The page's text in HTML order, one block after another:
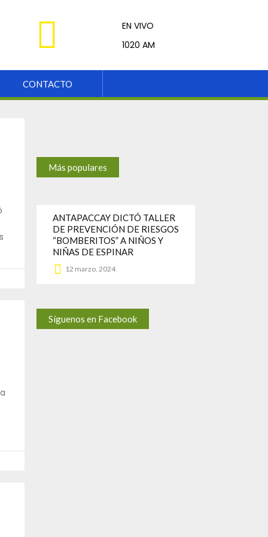
EN VIVO
1020 AM
CONTACTO
Más populares
ANTAPACCAY DICTÓ TALLER
DE PREVENCIÓN DE RIESGOS
“BOMBERITOS” A NIÑOS Y
NIÑAS DE ESPINAR
12 marzo, 2024
Síguenos en Facebook